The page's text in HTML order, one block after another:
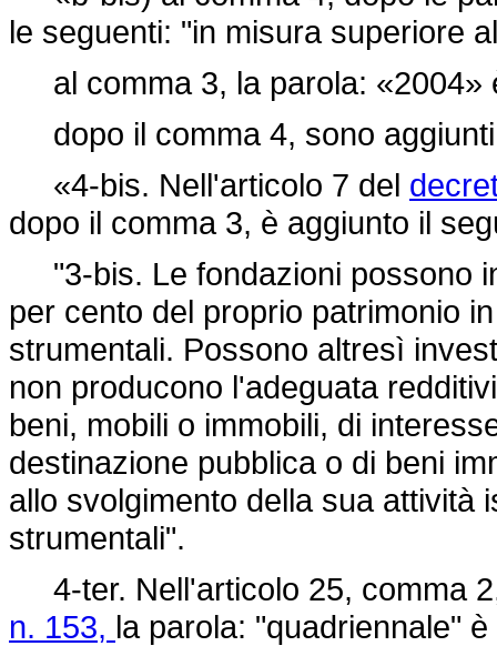
le seguenti: "in misura superiore
al comma 3, la parola: «2004»
dopo il comma 4, sono
«4-bis. Nell'articolo 7 del
dopo il comma 3, è aggiunto il
"3-bis. Le fondazioni possono
per cento del proprio patrimonio
strumentali. Possono altresì
non producono l'adeguata
beni, mobili o immobili, di
destinazione pubblica o di beni
allo svolgimento della sua attività
strumentali".
4-ter. Nell'articolo 25, comma
n. 153, la parola: "quadriennale"